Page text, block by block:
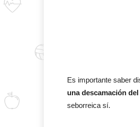
Es importante saber
una descamación
seborreica sí.